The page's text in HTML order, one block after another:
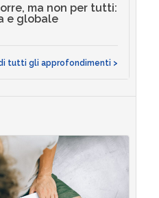
ma non per tutti:
e globale
tutti gli approfondimenti >